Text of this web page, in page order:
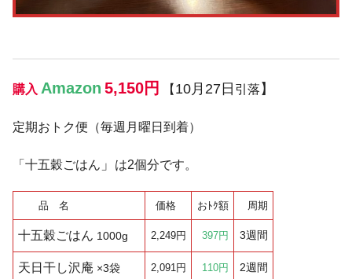
購入 Amazon 5,150円 【 10月27日 引落 】
定期おトク便（毎週月曜日到着）
「十五穀ごはん 」 は2個分です。
品 名 価格 おﾄｸ額 周期
十五穀ごはん 1000g 2,249円 397円 3週間
天日干し沢庵 ×3袋 2,091円 110円 2週間